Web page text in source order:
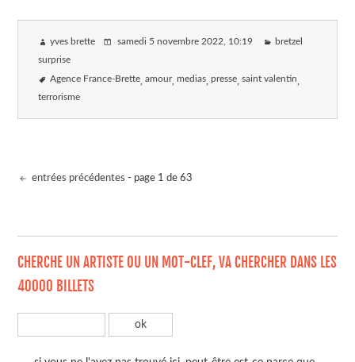
yves brette samedi 5 novembre 2022 , 10:19 bretzel
surprise
Agence France-Brette amour medias presse saint valentin
terrorisme
entrées précédentes - page 1 de 63
CHERCHE UN ARTISTE OU UN MOT-CLEF, VA CHERCHER DANS LES
40000 BILLETS